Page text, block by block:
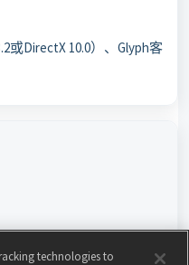
或DirectX 10.0）、Glyph客
technologies to